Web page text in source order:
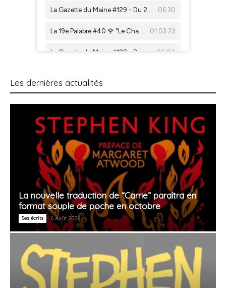
Les dernières actualités
La nouvelle traduction de “Carrie” paraîtra en
format souple de poche en octobre
Ses écrits 6 août 2026